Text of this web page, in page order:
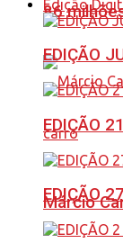
86
Márcio
Edição
EDIÇÃO
EDIÇÃO
EDIÇÃO